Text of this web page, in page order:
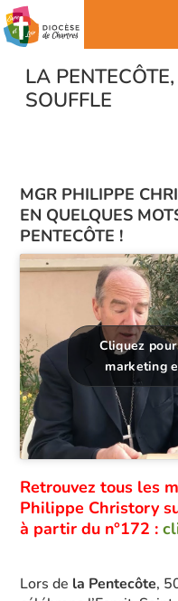
LA
SOUFFLE
MGR PHILIPPE
EN QUELQUES
PENTECÔTE !
Cliquez
marketing
Retrouvez tous les
Philippe Christory
à partir du n°172 :
Lors de la Pentecôte,